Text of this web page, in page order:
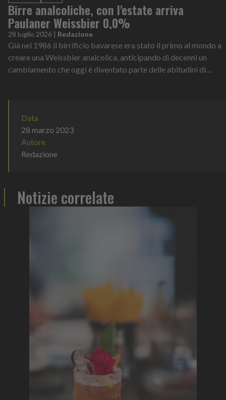
Birre analcoliche, con l'estate arriva
Paulaner Weissbier 0,0%
28 luglio 2026 | Redazione
Già nel 1986 il birrificio bavarese era stato il primo al mondo a
creare una Weissbier analcolica, anticipando di decenni un
cambiamento che oggi è diventato parte delle abitudini di
Data
28 marzo 2023
Autore
Redazione
Notizie correlate